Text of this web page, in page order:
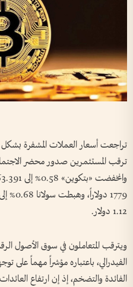
تراجعت أسعار العملات المشفرة
ترقب المستثمرين صدور محضر
1.12 دولار.
ويترقب المتعاملون في سوق الأصول
الفيدرالي، باعتباره مؤشراً مهماً
الفائدة والتضخم، إذ إن ارتفاع